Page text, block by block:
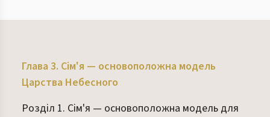
Глава 3. Сім'я — основоположна модель
Царства Небесного
Розділ 1. Сім'я — основоположна модель для